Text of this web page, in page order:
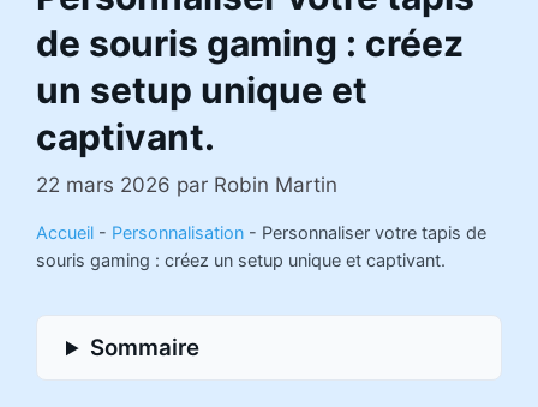
de souris gaming : créez
un setup unique et
captivant.
22 mars 2026 par Robin Martin
Accueil - Personnalisation - Personnaliser votre tapis de
souris gaming : créez un setup unique et captivant.
Sommaire